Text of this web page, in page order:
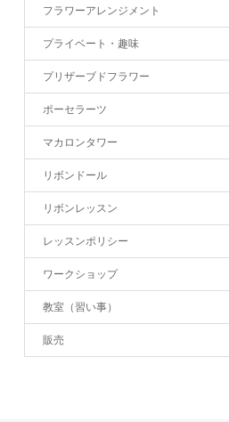
フラワーアレンジメント
プライベート・趣味
プリザーブドフラワー
ポーセラーツ
マカロンタワー
リボンドール
リボンレッスン
レッスンポリシー
ワークショップ
教室（習い事）
販売